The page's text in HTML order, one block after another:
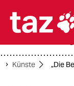

Künste „Die